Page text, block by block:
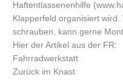
Haftentlassenenhilfe
Klapperfeld organisiert
schrauben, kann gerne
Hier der Artikel aus der FR:
Fahrradwerkstatt
Zurück im Knast